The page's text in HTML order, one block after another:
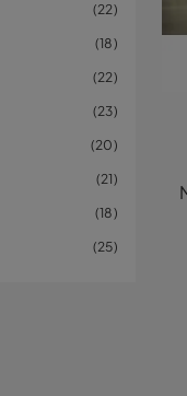
22
18
22
23
20
21
18
25